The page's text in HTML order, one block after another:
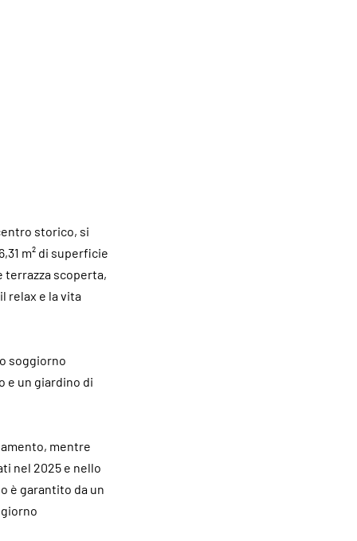
storico, si
m² di superficie
terrazza scoperta,
relax e la vita
soggiorno
e un giardino di
mentre
nel 2025 e nello
è garantito da un